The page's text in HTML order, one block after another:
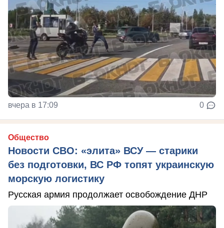
вчера в 17:09 0
Общество
Новости СВО: «элита» ВСУ — старики
без подготовки, ВС РФ топят украинскую
морскую логистику
Русская армия продолжает освобождение ДНР